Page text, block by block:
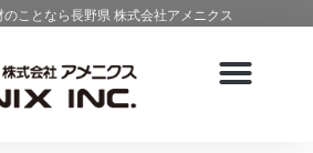
のことなら長野県 株式会社アメニクス